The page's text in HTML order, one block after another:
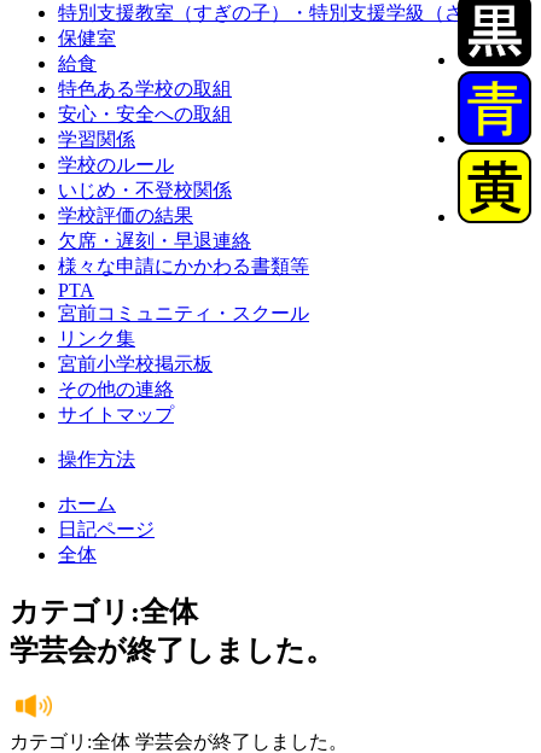
特別支援教室（すぎの子）・特別支援学級（さくら）
保健室
給食
特色ある学校の取組
安心・安全への取組
学習関係
学校のルール
いじめ・不登校関係
学校評価の結果
欠席・遅刻・早退連絡
様々な申請にかかわる書類等
PTA
宮前コミュニティ・スクール
リンク集
宮前小学校掲示板
その他の連絡
サイトマップ
操作方法
ホーム
日記ページ
全体
カテゴリ:全体
学芸会が終了しました。
カテゴリ:全体 学芸会が終了しました。